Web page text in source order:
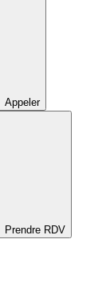
Appeler
Prendre RDV